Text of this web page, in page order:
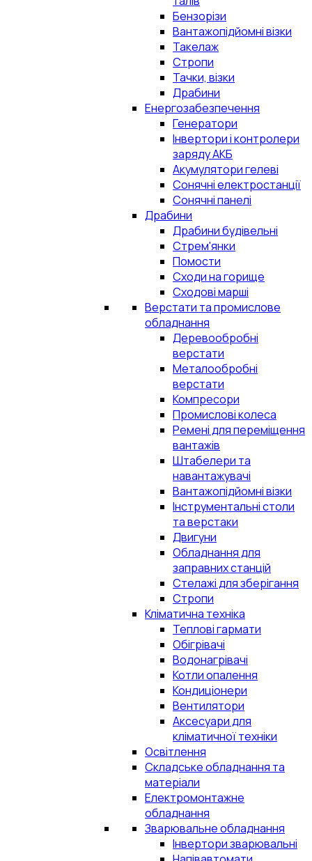
Бензорізи
Вантажопідйомні візки
Такелаж
Стропи
Тачки, візки
Драбини
Енергозабезпечення
Генератори
Інвертори і контролери
заряду АКБ
Акумулятори гелеві
Сонячні електростанції
Сонячні панелі
Драбини
Драбини будівельні
Стрем'янки
Помости
Сходи на горище
Сходові марші
Верстати та промислове
обладнання
Деревообробні
верстати
Металообробні
верстати
Компресори
Промислові колеса
Ремені для переміщення
вантажів
Штабелери та
навантажувачі
Вантажопідйомні візки
Інструментальні столи
та верстаки
Двигуни
Обладнання для
заправних станцій
Стелажі для зберігання
Стропи
Кліматична техніка
Теплові гармати
Обігрівачі
Водонагрівачі
Котли опалення
Кондиціонери
Вентилятори
Аксесуари для
кліматичної техніки
Освітлення
Складське обладнання та
матеріали
Електромонтажне
обладнання
Зварювальне обладнання
Інвертори зварювальні